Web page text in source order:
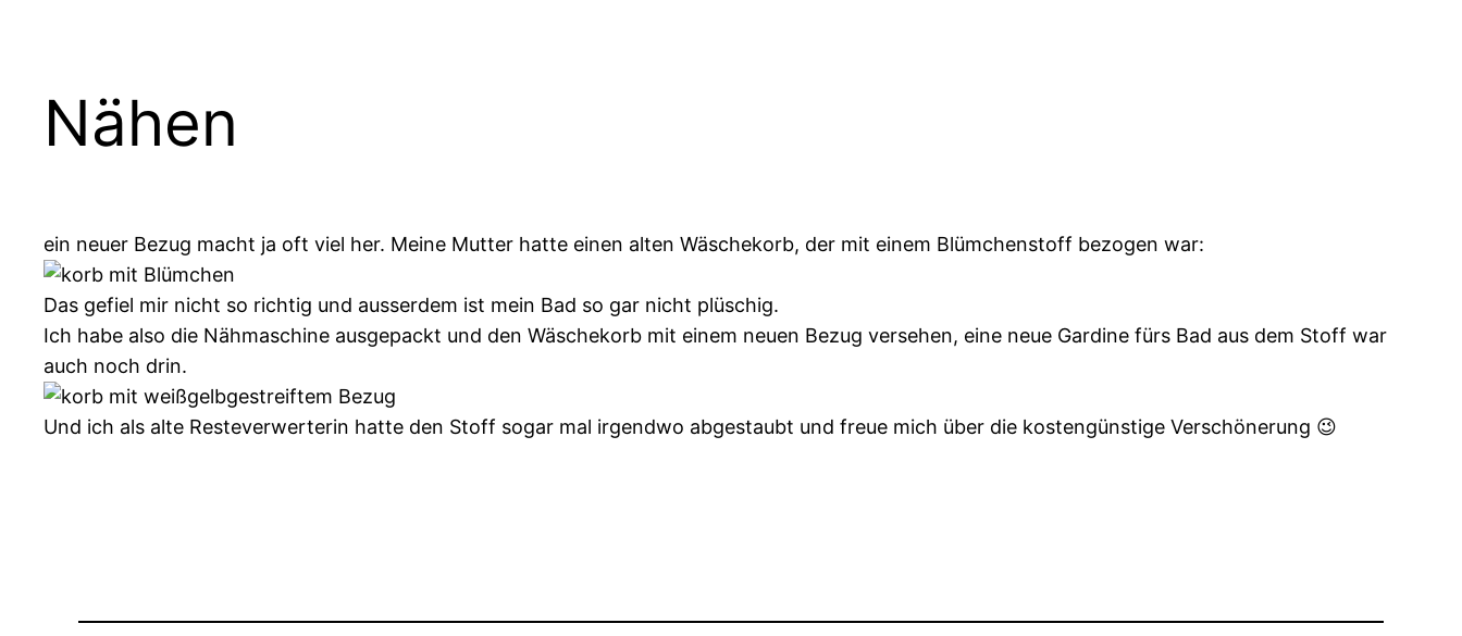
Nähen
ein neuer Bezug macht ja oft viel her. Meine Mutter hatte einen alten Wäschekorb, der mit einem Blümchenstoff bezogen war:
Das gefiel mir nicht so richtig und ausserdem ist mein Bad so gar nicht plüschig.
Ich habe also die Nähmaschine ausgepackt und den Wäschekorb mit einem neuen Bezug versehen, eine neue Gardine fürs Bad aus dem Stoff war
auch noch drin.
Und ich als alte Resteverwerterin hatte den Stoff sogar mal irgendwo abgestaubt und freue mich über die kostengünstige Verschönerung 😉